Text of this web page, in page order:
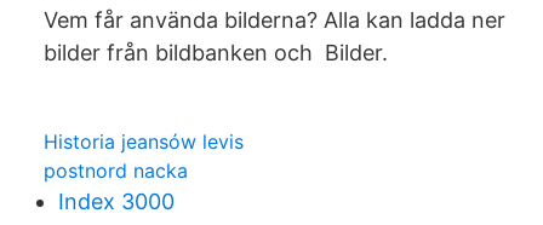
Vem får använda bilderna? Alla kan ladda ner
bilder från bildbanken och Bilder.
Historia jeansów levis
postnord nacka
Index 3000